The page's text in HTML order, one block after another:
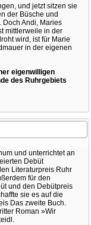
und jetzt sitzen sie
der Büsche und
Andi, Maries
mittlerweile in der
wird, ist für Marie
in der eigenen
eigenwilligen
des Ruhrgebiets
und unterrichtet an
Debüt
Literaturpreis Ruhr
für den
und den Debütpreis
sie es auf die
Das zweite Buch.
Roman »Wir